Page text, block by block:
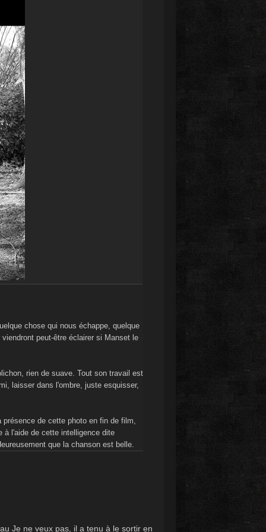
chose qui nous échappe, quelque
peut-être éclairer si Manset le
rien de suave. Tout son travail est
laisser dans l'ombre, juste esquisser,
de cette photo en fin de film,
à l'aide de cette intelligence dite
que la chanson est belle.
Je ne veux pas, il a tenu à le sortir en